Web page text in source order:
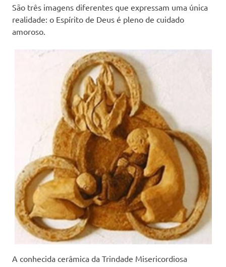
São três imagens diferentes que expressam uma única
realidade: o Espírito de Deus é pleno de cuidado
amoroso.
A conhecida cerâmica da Trindade Misericordiosa